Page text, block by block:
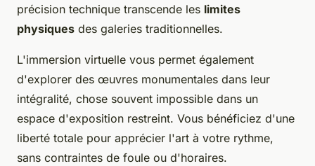
précision technique transcende les limites
physiques des galeries traditionnelles.
L'immersion virtuelle vous permet également
d'explorer des œuvres monumentales dans leur
intégralité, chose souvent impossible dans un
espace d'exposition restreint. Vous bénéficiez d'une
liberté totale pour apprécier l'art à votre rythme,
sans contraintes de foule ou d'horaires.